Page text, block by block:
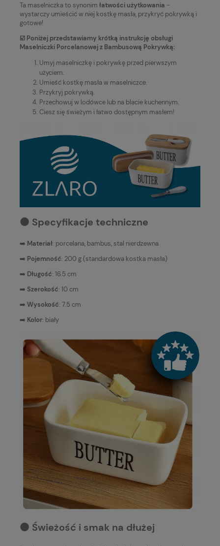
Ta maselniczka to synonim łatwości użytkowania -
wystarczy umieścić w niej kostkę masła, przykryć pokrywką i
gotowe!
☑️ Poniżej przedstawiamy krótką instrukcję obsługi
Maselniczki Porcelanowej z Bambusową Pokrywką:
Umyj maselniczkę i pokrywkę przed pierwszym
użyciem.
Umieść kostkę masła w maselniczce.
Przykryj pokrywką.
Przechowuj w lodówce lub na blacie kuchennym.
Ciesz się świeżym i łatwo dostępnym masłem!
⚫️ Specyfikacje techniczne
➡️ Materiał: porcelana, bambus, stal nierdzewna
➡️ Pojemność: 200 g (standardowa kostka masła)
➡️ Długość: 16.5 cm
➡️ Szerokość: 10 cm
➡️ Wysokość: 7.5 cm
➡️ Kolor: biały
⚫️ Świeżość i smak na dłużej